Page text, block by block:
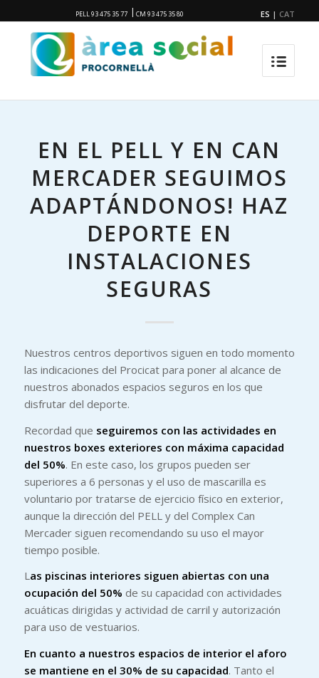
PELL 93 475 35 77 | CM 93 475 35 80 ES | CAT
EN EL PELL Y EN CAN
MERCADER SEGUIMOS
ADAPTÁNDONOS! HAZ
DEPORTE EN
INSTALACIONES
SEGURAS
Nuestros centros deportivos siguen en todo momento
las indicaciones del Procicat para poner al alcance de
nuestros abonados espacios seguros en los que
disfrutar del deporte.
Recordad que seguiremos con las actividades en
nuestros boxes exteriores con máxima capacidad
del 50%. En este caso, los grupos pueden ser
superiores a 6 personas y el uso de mascarilla es
voluntario por tratarse de ejercicio físico en exterior,
aunque la dirección del PELL y del Complex Can
Mercader siguen recomendando su uso el mayor
tiempo posible.
Las piscinas interiores siguen abiertas con una
ocupación del 50% de su capacidad con actividades
acuáticas dirigidas y actividad de carril y autorización
para uso de vestuarios.
En cuanto a nuestros espacios de interior el aforo
se mantiene en el 30% de su capacidad. Tanto el